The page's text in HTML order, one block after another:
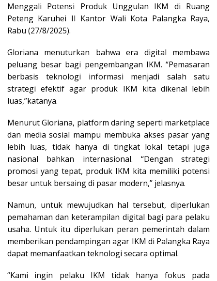
Menggali Potensi Produk Unggulan IKM di Ruang
Peteng Karuhei II Kantor Wali Kota Palangka Raya,
Rabu (27/8/2025).
Gloriana menuturkan bahwa era digital membawa
peluang besar bagi pengembangan IKM. “Pemasaran
berbasis teknologi informasi menjadi salah satu
strategi efektif agar produk IKM kita dikenal lebih
luas,”katanya.
Menurut Gloriana, platform daring seperti marketplace
dan media sosial mampu membuka akses pasar yang
lebih luas, tidak hanya di tingkat lokal tetapi juga
nasional bahkan internasional. “Dengan strategi
promosi yang tepat, produk IKM kita memiliki potensi
besar untuk bersaing di pasar modern,” jelasnya.
Namun, untuk mewujudkan hal tersebut, diperlukan
pemahaman dan keterampilan digital bagi para pelaku
usaha. Untuk itu diperlukan peran pemerintah dalam
memberikan pendampingan agar IKM di Palangka Raya
dapat memanfaatkan teknologi secara optimal.
“Kami ingin pelaku IKM tidak hanya fokus pada